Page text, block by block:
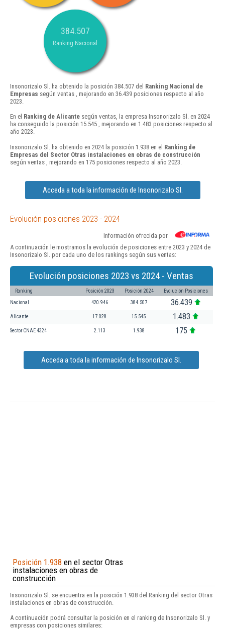
384.507
Ranking Nacional
Insonorizalo Sl. ha obtenido la posición 384.507 del Ranking Nacional de
Empresas según ventas , mejorando en 36.439 posiciones respecto al año
2023.
En el Ranking de Alicante según ventas, la empresa Insonorizalo Sl. en 2024
ha conseguido la posición 15.545 , mejorando en 1.483 posiciones respecto al
año 2023.
Insonorizalo Sl. ha obtenido en 2024 la posición 1.938 en el Ranking de
Empresas del Sector Otras instalaciones en obras de construcción
según ventas , mejorando en 175 posiciones respecto al año 2023.
Acceda a toda la información de Insonorizalo Sl.
Evolución posiciones 2023 - 2024
Información ofrecida por
A continuación le mostramos la evolución de posiciones entre 2023 y 2024 de
Insonorizalo Sl. por cada uno de los rankings según sus ventas:
Evolución posiciones 2023 vs 2024 - Ventas
Ranking Posición 2023 Posición 2024 Evolución Posiciones
Nacional 420.946 384.507 36.439
Alicante 17.028 15.545 1.483
Sector CNAE 4324 2.113 1.938 175
Acceda a toda la información de Insonorizalo Sl.
Posición 1.938 en el sector Otras
instalaciones en obras de
construcción
Insonorizalo Sl. se encuentra en la posición 1.938 del Ranking del sector Otras
instalaciones en obras de construcción.
A continuación podrá consultar la posición en el ranking de Insonorizalo Sl. y
empresas con posiciones similares: